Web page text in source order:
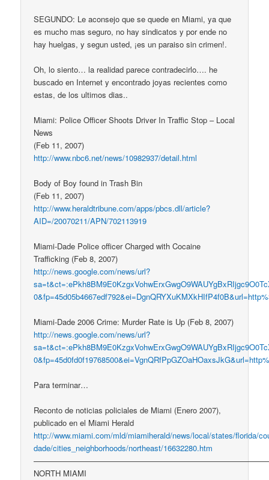
SEGUNDO: Le aconsejo que se quede en Miami, ya que
es mucho mas seguro, no hay sindicatos y por ende no
hay huelgas, y segun usted, ¡es un paraiso sin crimen!.
Oh, lo siento… la realidad parece contradecirlo…. he
buscado en Internet y encontrado joyas recientes como
estas, de los ultimos dias..
Miami: Police Officer Shoots Driver In Traffic Stop – Local
News
(Feb 11, 2007)
http://www.nbc6.net/news/10982937/detail.html
Body of Boy found in Trash Bin
(Feb 11, 2007)
http://www.heraldtribune.com/apps/pbcs.dll/article?
AID=/20070211/APN/702113919
Miami-Dade Police officer Charged with Cocaine
Trafficking (Feb 8, 2007)
http://news.google.com/news/url?
Miami-Dade 2006 Crime: Murder Rate is Up (Feb 8, 2007)
http://news.google.com/news/url?
Para terminar…
Reconto de noticias policiales de Miami (Enero 2007),
publicado en el Miami Herald
http://www.miami.com/mld/miamiherald/news/local/states/florida/
dade/cities_neighborhoods/northeast/16632280.htm
NORTH MIAMI